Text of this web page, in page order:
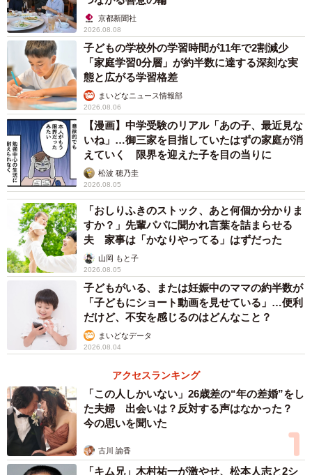
京都新聞社
2026.08.08
子どもの学校外の学習時間が11年で2割減少
「家庭学習0分層」が約半数に達する深刻な実
態と広がる学習格差
まいどなニュース情報部
2026.08.06
【漫画】中学受験のリアル「あの子、最近見な
いね」…御三家を目指していたはずの家庭が消
えていく 限界を迎えた子を目の当りに
松波 穂乃圭
2026.08.05
「おしりふきのストック、あと何個か分かりま
すか？」先輩パパに聞かれ言葉を詰まらせる
夫 家事は「かなりやってる」はずだった
山岡 もと子
2026.08.05
子どもがいる、または妊娠中のママの約半数が
「子どもにショート動画を見せている」…便利
だけど、不安を感じるのはどんなこと？
まいどなデータ
2026.08.04
アクセスランキング
「この人しかいない」26歳差の“年の差婚”をし
た夫婦 出会いは？反対する声はなかった？
今の思いを聞いた
古川 諭香
「キム兄」木村祐一が激やせ、松本人志と2シ